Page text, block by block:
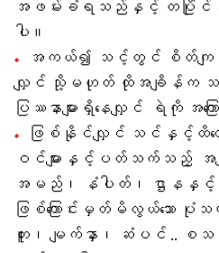
အဖမ်းခံရသည်နှင့် တပြိုင်နက်
ပါ။
အကယ်၍ သင့်တွင် စိတ်ကျန်းမ
လျှင် သို့မဟုတ် ထိုအချိန်က သင့်
ပြဿနာများရှိနေလျှင် ရဲကို အကြောင်
ဖြစ်နိုင်လျှင် သင်နှင့်ထိ
ဝင်များနှင့်ပတ်သက်သည့် အခ
အမည်၊ နံပါတ်၊ ဌာနနှ
ဖြစ်ကြောင်းမှတ်မိလွယ်သော ပုံ
တူး၊ မျက်နှာ၊ ဆံပင် ..